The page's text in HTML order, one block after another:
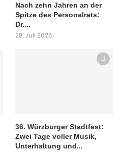
Nach zehn Jahren an der
Spitze des Personalrats:
Dr....
28. Juli 2026
36. Würzburger Stadtfest:
Zwei Tage voller Musik,
Unterhaltung und...